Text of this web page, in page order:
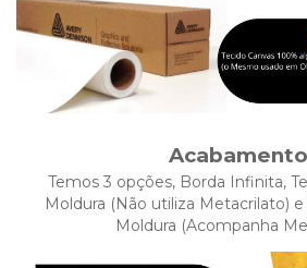
Temos 3 opções, Borda Infinita,
Moldura (Não utiliza Metacrilato)
Moldura (Acompanha